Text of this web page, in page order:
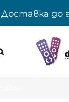
Доставка до